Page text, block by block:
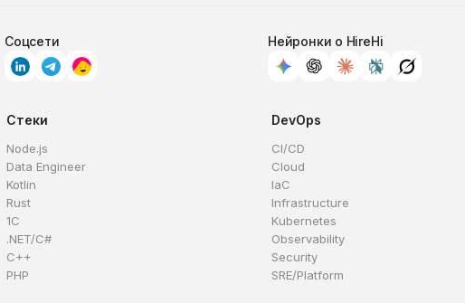
Соцсети Нейронки о HireHi
Стеки
Node.js
Data Engineer
Kotlin
Rust
1C
.NET/C#
C++
PHP
DevOps
CI/CD
Cloud
IaC
Infrastructure
Kubernetes
Observability
Security
SRE/Platform